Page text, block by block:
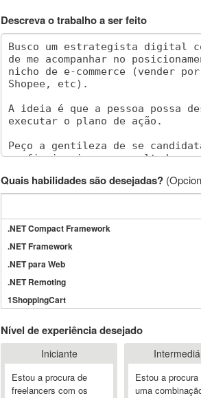
Descreva o trabalho a ser feito
Quais habilidades são desejadas?
.NET Compact Framework
.NET Framework
.NET para Web
.NET Remoting
1ShoppingCart
3GSM
4D Dimension
802.11
A&P
Nível de experiência desejado
Iniciante
Estou a procura de
freelancers com os
Estou a procura
uma